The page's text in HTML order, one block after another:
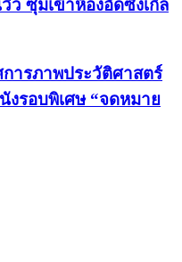
ว ซุ่มเข้าห้องอัดซิงเกิล
ารภาพประวัติศาสตร์
รอบพิเศษ “จดหมาย